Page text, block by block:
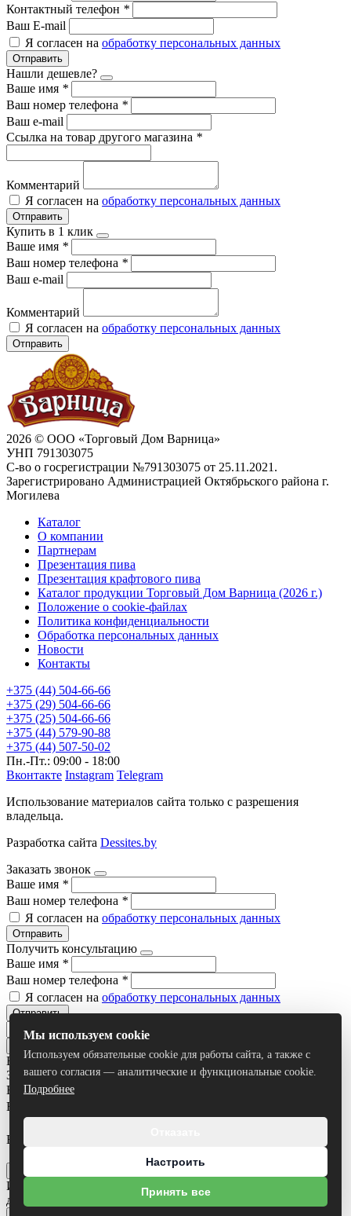
Контактный телефон *
Ваш E-mail
Я согласен на обработку персональных данных
Отправить
Нашли дешевле?
Ваше имя *
Ваш номер телефона *
Ваш e-mail
Ссылка на товар другого магазина *
Комментарий
Я согласен на обработку персональных данных
Отправить
Купить в 1 клик
Ваше имя *
Ваш номер телефона *
Ваш e-mail
Комментарий
Я согласен на обработку персональных данных
Отправить
2026 © ООО «Торговый Дом Варница»
УНП 791303075
С-во о госрегистрации №791303075 от 25.11.2021.
Зарегистрировано Администрацией Октябрьского района г.
Могилева
Каталог
О компании
Партнерам
Презентация пива
Презентация крафтового пива
Каталог продукции Торговый Дом Варница (2026 г.)
Положение о cookie-файлах
Политика конфиденциальности
Обработка персональных данных
Новости
Контакты
+375 (44) 504-66-66
+375 (29) 504-66-66
+375 (25) 504-66-66
+375 (44) 579-90-88
+375 (44) 507-50-02
Пн.-Пт.: 09:00 - 18:00
Вконтакте Instagram Telegram
Использование материалов сайта только с разрешения
владельца.
Разработка сайта Dessites.by
Заказать звонок
Ваше имя *
Ваш номер телефона *
Я согласен на обработку персональных данных
Отправить
Получить консультацию
Ваше имя *
Ваш номер телефона *
Я согласен на обработку персональных данных
Отправить
Все результаты
Задать вопрос
Ваше имя*
Ваш номер телефона
Ваш вопрос
обработку персональных данных
Исполнилось ли вам 18 лет?
доступны только для лиц достигших 18 лет!
Мы используем cookie
Используем обязательные cookie для работы сайта, а также с
вашего согласия — аналитические и функциональные cookie.
Подробнее
Настроить
Принять все